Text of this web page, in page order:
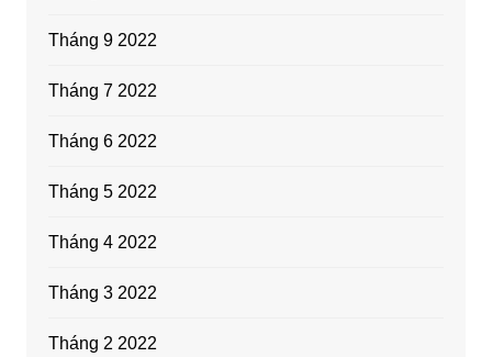
Tháng 9 2022
Tháng 7 2022
Tháng 6 2022
Tháng 5 2022
Tháng 4 2022
Tháng 3 2022
Tháng 2 2022